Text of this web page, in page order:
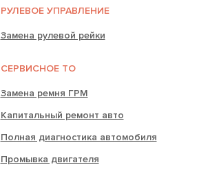
РУЛЕВОЕ УПРАВЛЕНИЕ
Замена рулевой рейки
СЕРВИСНОЕ ТО
Замена ремня ГРМ
Капитальный ремонт авто
Полная диагностика автомобиля
Промывка двигателя